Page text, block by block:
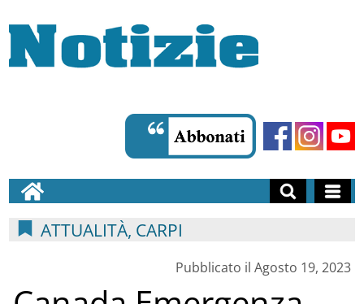
ATTUALITÀ, CARPI
Pubblicato il Agosto 19, 2023